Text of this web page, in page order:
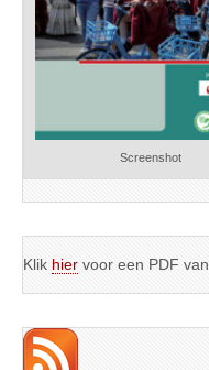
Screenshot
Klik hier voor een PDF